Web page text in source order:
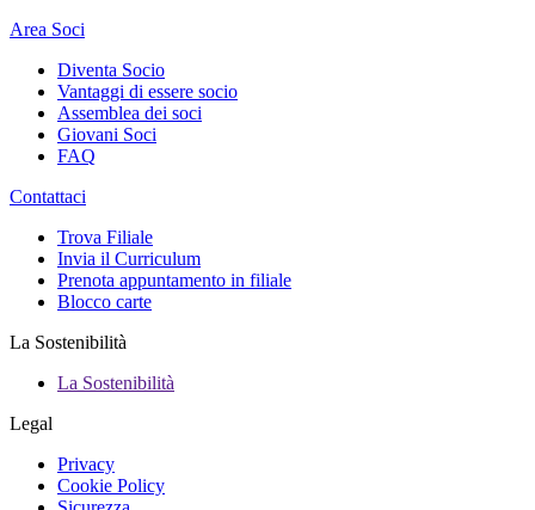
Area Soci
Diventa Socio
Vantaggi di essere socio
Assemblea dei soci
Giovani Soci
FAQ
Contattaci
Trova Filiale
Invia il Curriculum
Prenota appuntamento in filiale
Blocco carte
La Sostenibilità
La Sostenibilità
Legal
Privacy
Cookie Policy